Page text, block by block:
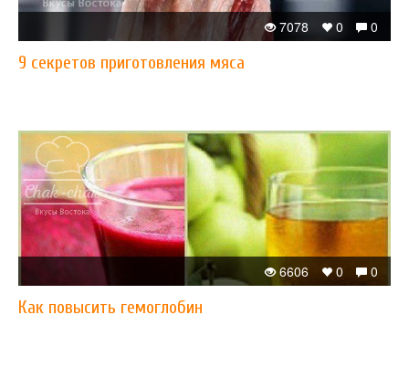
0
0
7078
9 секретов приготовления мяса
0
0
6606
Как повысить гемоглобин